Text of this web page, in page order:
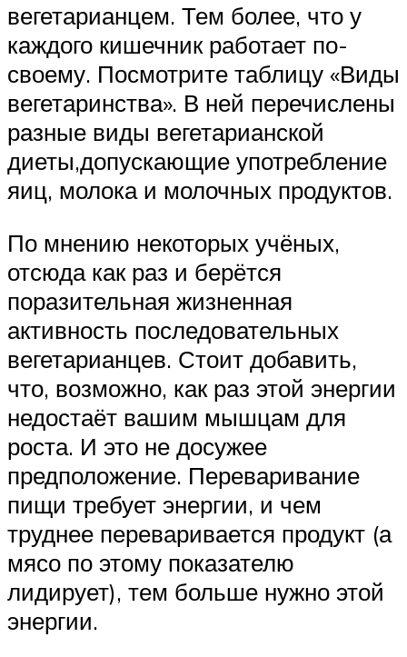
вегетарианцем. Тем более, что у
каждого кишечник работает по-
своему. Посмотрите таблицу «Виды
вегетаринства». В ней перечислены
разные виды вегетарианской
диеты,допускающие употребление
яиц, молока и молочных продуктов.
По мнению некоторых учёных,
отсюда как раз и берётся
поразительная жизненная
активность последовательных
вегетарианцев. Стоит добавить,
что, возможно, как раз этой энергии
недостаёт вашим мышцам для
роста. И это не досужее
предположение. Переваривание
пищи требует энергии, и чем
труднее переваривается продукт (а
мясо по этому показателю
лидирует), тем больше нужно этой
энергии.